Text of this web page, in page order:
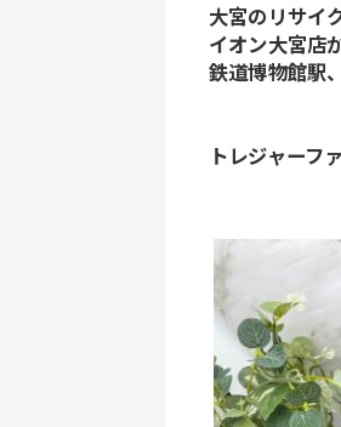
大宮のリサイ
イオン大宮店
鉄道博物館駅
トレジャーフ